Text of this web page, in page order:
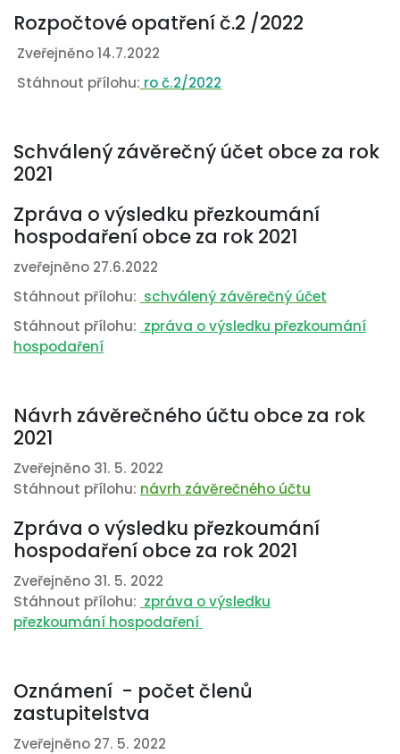
Rozpočtové opatření č.2 /2022
Zveřejněno 14.7.2022
Stáhnout přílohu: ro č.2/2022
Schválený závěrečný účet obce za rok
2021
Zpráva o výsledku přezkoumání
hospodaření obce za rok 2021
zveřejněno 27.6.2022
Stáhnout přílohu: schválený závěrečný účet
Stáhnout přílohu: zpráva o výsledku přezkoumání
hospodaření
Návrh závěrečného účtu obce za rok
2021
Zveřejněno 31. 5. 2022
Stáhnout přílohu: návrh závěrečného účtu
Zpráva o výsledku přezkoumání
hospodaření obce za rok 2021
Zveřejněno 31. 5. 2022
Stáhnout přílohu: zpráva o výsledku
přezkoumání hospodaření
Oznámení - počet členů
zastupitelstva
Zveřejněno 27. 5. 2022